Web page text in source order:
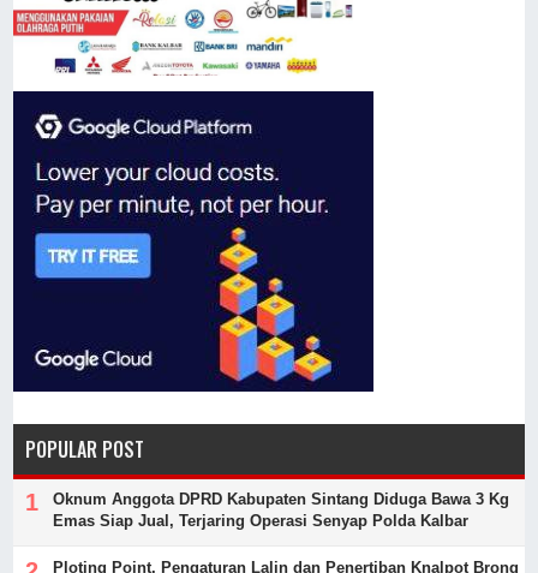
POPULAR POST
Oknum Anggota DPRD Kabupaten Sintang Diduga Bawa 3 Kg
Emas Siap Jual, Terjaring Operasi Senyap Polda Kalbar
Ploting Point, Pengaturan Lalin dan Penertiban Knalpot Brong